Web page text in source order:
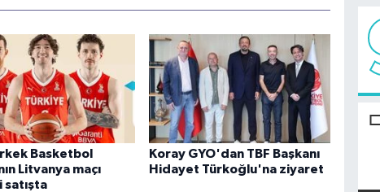
Basketbol
Litvanya maçı
satışta
Koray GYO'dan TBF Başkanı
Hidayet Türkoğlu'na ziyaret